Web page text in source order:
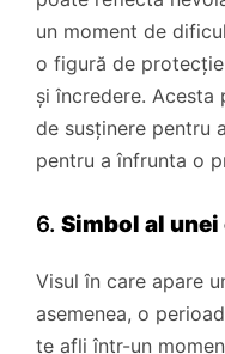
un moment de
o figură de
și încredere. Acesta
de susținere pentru
pentru a înfrunta o
6. Simbol al
Visul în care apare
asemenea, o
te afli într-un